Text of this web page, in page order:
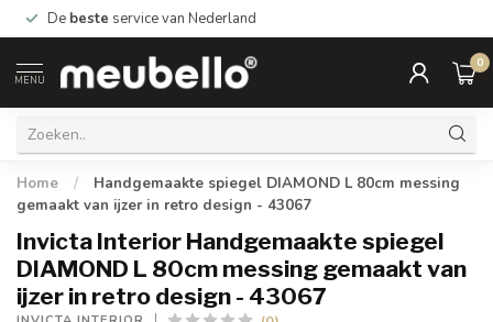
De beste service van Nederland
MENU
0
Home /
Handgemaakte spiegel DIAMOND L 80cm messing
gemaakt van ijzer in retro design - 43067
Invicta Interior Handgemaakte spiegel
DIAMOND L 80cm messing gemaakt van
ijzer in retro design - 43067